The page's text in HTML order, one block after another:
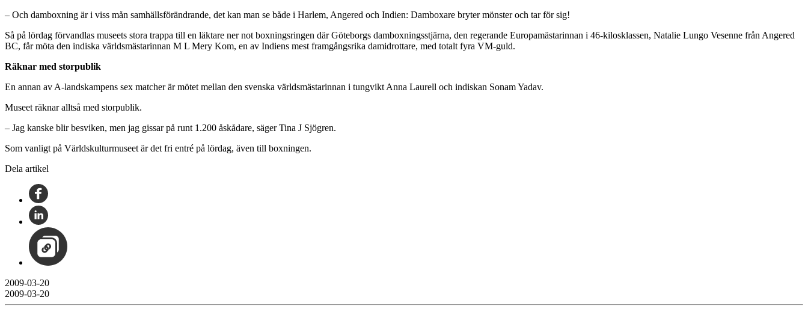
– Och damboxning är i viss mån samhällsförändrande, det kan man se både i Harlem, Angered och Indien: Damboxare bryter mönster och tar för sig!
Så på lördag förvandlas museets stora trappa till en läktare ner not boxningsringen där Göteborgs damboxningsstjärna, den regerande Europamästarinnan i 46-kilosklassen, Natalie Lungo Vesenne från Angered
BC, får möta den indiska världsmästarinnan M L Mery Kom, en av Indiens mest framgångsrika damidrottare, med totalt fyra VM-guld.
Räknar med storpublik
En annan av A-landskampens sex matcher är mötet mellan den svenska världsmästarinnan i tungvikt Anna Laurell och indiskan Sonam Yadav.
Museet räknar alltså med storpublik.
– Jag kanske blir besviken, men jag gissar på runt 1.200 åskådare, säger Tina J Sjögren.
Som vanligt på Världskulturmuseet är det fri entré på lördag, även till boxningen.
Dela artikel
2009-03-20
2009-03-20